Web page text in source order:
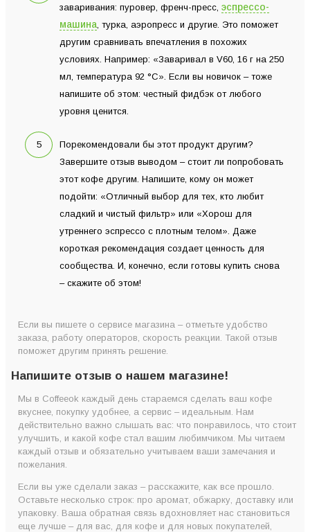
заваривания: пуровер, френч-пресс, эспрессо-
машина , турка, аэропресс и другие. Это поможет
другим сравнивать впечатления в похожих
условиях. Например: «Заваривал в V60, 16 г на 250
мл, температура 92 °C». Если вы новичок – тоже
напишите об этом: честный фидбэк от любого
уровня ценится.
Порекомендовали бы этот продукт другим?
Завершите отзыв выводом – стоит ли попробовать
этот кофе другим. Напишите, кому он может
подойти: «Отличный выбор для тех, кто любит
сладкий и чистый фильтр» или «Хорош для
утреннего эспрессо с плотным телом». Даже
короткая рекомендация создает ценность для
сообщества. И, конечно, если готовы купить снова
– скажите об этом!
Если вы пишете о сервисе магазина – отметьте удобство
заказа, работу операторов, скорость реакции. Такой отзыв
поможет другим принять решение.
Напишите отзыв о нашем магазине!
Мы в Coffeeok каждый день стараемся сделать ваш кофе
вкуснее, покупку удобнее, а сервис – идеальным. Нам
действительно важно слышать вас: что понравилось, что стоит
улучшить, и какой кофе стал вашим любимчиком. Мы читаем
каждый отзыв и обязательно учитываем ваши замечания и
пожелания.
Если вы уже сделали заказ – расскажите, как все прошло.
Оставьте несколько строк: про аромат, обжарку, доставку или
упаковку. Ваша обратная связь вдохновляет нас становиться
еще лучше – для вас, для кофе и для новых покупателей,